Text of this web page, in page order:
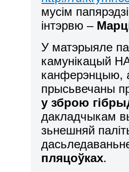
мусім
інтэрвю –
У матэрыяле
камунікацый
канферэнцыю,
прысьвечаны
у зброю
дакладчыкам
зьнешняй
пляцоўках.